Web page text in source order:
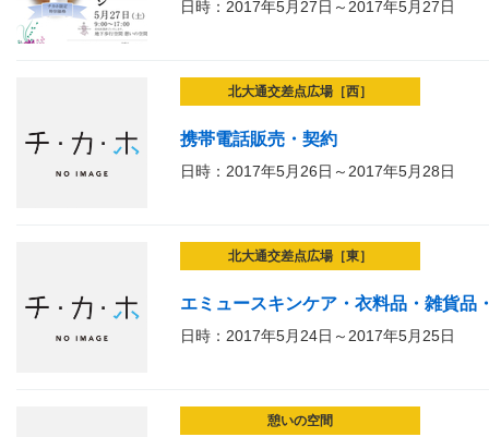
日時：2017年5月27日～2017年5月27日
北大通交差点広場［西］
携帯電話販売・契約
日時：2017年5月26日～2017年5月28日
北大通交差点広場［東］
エミュースキンケア・衣料品・雑貨品
日時：2017年5月24日～2017年5月25日
憩いの空間